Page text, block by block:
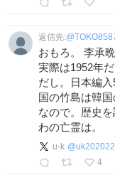
返信先:@
おもろ。 李承
実際は1952年
だし。日本編
国の竹島は韓
なので。歴史
わの亡霊は。
u-k @
4